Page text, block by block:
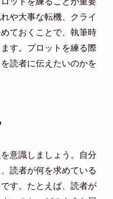
や大事な転機、クライ
ておくことで、執筆時
す。プロットを練る際
読者に伝えたいのかを
意識しましょう。自分
読者が何を求めている
す。たとえば、読者が